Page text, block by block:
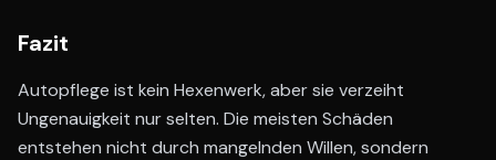
Fazit
Autopflege ist kein Hexenwerk, aber sie verzeiht
Ungenauigkeit nur selten. Die meisten Schäden
entstehen nicht durch mangelnden Willen, sondern